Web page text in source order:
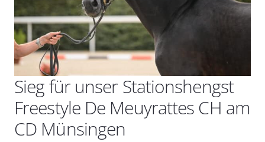
Sieg für unser Stationshengst
Freestyle De Meuyrattes CH am
CD Münsingen